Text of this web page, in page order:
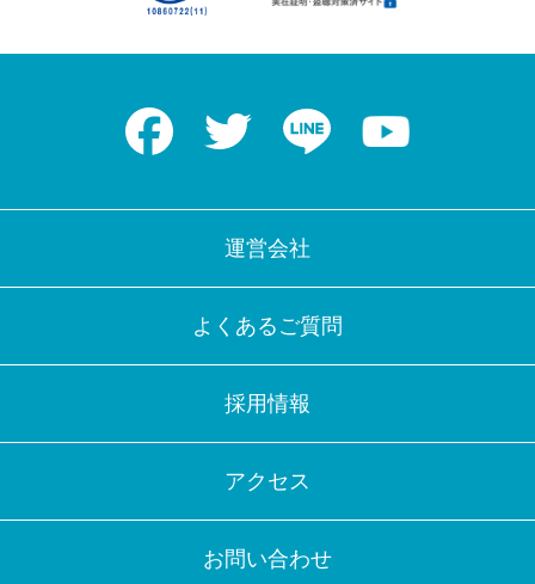
Facebook Twitter LINE
運営会社
よくあるご質問
採用情報
アクセス
お問い合わせ